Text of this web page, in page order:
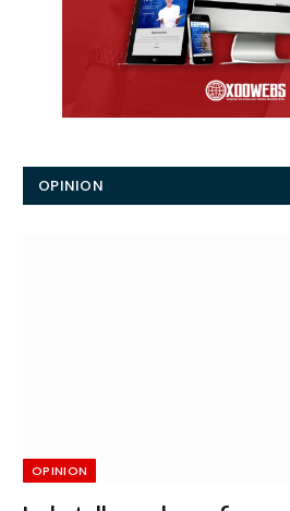
OPINION
OPINION